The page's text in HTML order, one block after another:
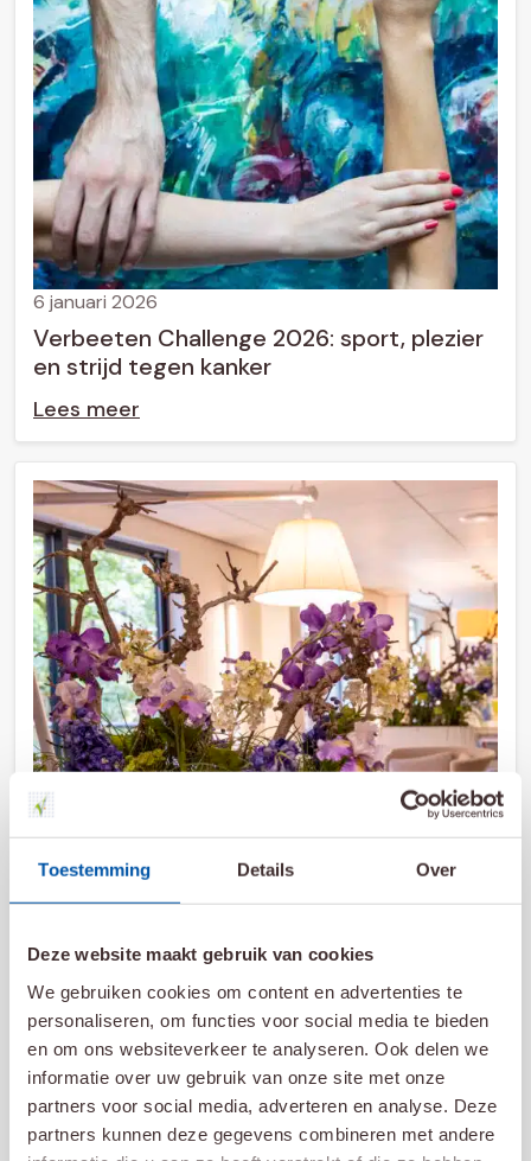
Toestemming Details Over
Deze website maakt gebruik van cookies
We gebruiken cookies om content en advertenties te
personaliseren, om functies voor social media te bieden
en om ons websiteverkeer te analyseren. Ook delen we
informatie over uw gebruik van onze site met onze
partners voor social media, adverteren en analyse. Deze
partners kunnen deze gegevens combineren met andere
Verbeeten Challenge 2026: sport, plezier
en strijd tegen kanker
6 januari 2026
Lees meer
Protonentherapie bij graad-3-glioom
tijdelijk stopgezet in Nederland
18 november 2025
Lees meer